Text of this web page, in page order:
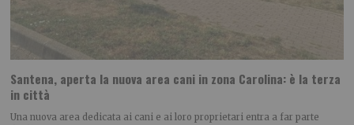
Santena, aperta la nuova area cani in zona Carolina: è la terza
in città
Una nuova area dedicata ai cani e ai loro proprietari entra a far parte